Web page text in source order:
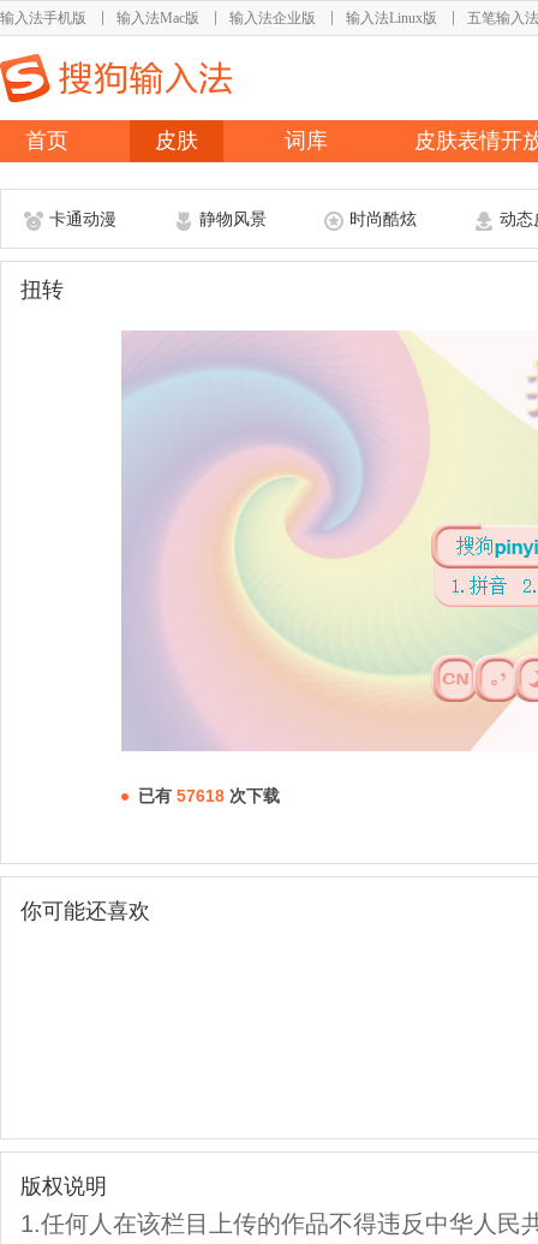
输入法手机版 输入法Mac版 输入法企业版 输入法Linux版 五笔输入法
首页 皮肤 词库 皮肤表情开
卡通动漫 静物风景 时尚酷炫 动态
扭转
已有 57618 次下载
你可能还喜欢
版权说明
1.任何人在该栏目上传的作品不得违反中华人民